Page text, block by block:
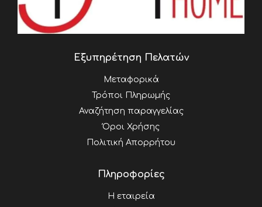
Εξυπηρέτηση Πελατών
Μεταφορικά
Τρόποι Πληρωμής
Αναζήτηση παραγγελίας
Όροι Χρήσης
Πολιτική Απορρήτου
Πληροφορίες
Η εταιρεία